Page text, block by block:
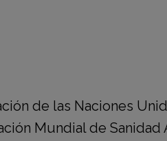
de las Naciones
Mundial de Sanidad